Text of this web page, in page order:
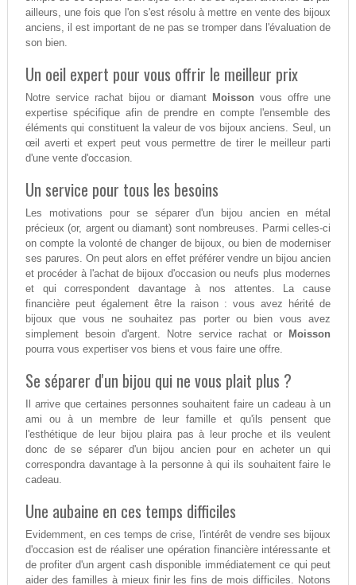
ailleurs, une fois que l'on s'est résolu à mettre en vente des bijoux
anciens, il est important de ne pas se tromper dans l'évaluation de
son bien.
Un oeil expert pour vous offrir le meilleur prix
Notre service rachat bijou or diamant Moisson vous offre une
expertise spécifique afin de prendre en compte l'ensemble des
éléments qui constituent la valeur de vos bijoux anciens. Seul, un
œil averti et expert peut vous permettre de tirer le meilleur parti
d'une vente d'occasion.
Un service pour tous les besoins
Les motivations pour se séparer d'un bijou ancien en métal
précieux (or, argent ou diamant) sont nombreuses. Parmi celles-ci
on compte la volonté de changer de bijoux, ou bien de moderniser
ses parures. On peut alors en effet préférer vendre un bijou ancien
et procéder à l'achat de bijoux d'occasion ou neufs plus modernes
et qui correspondent davantage à nos attentes. La cause
financière peut également être la raison : vous avez hérité de
bijoux que vous ne souhaitez pas porter ou bien vous avez
simplement besoin d'argent. Notre service rachat or Moisson
pourra vous expertiser vos biens et vous faire une offre.
Se séparer d'un bijou qui ne vous plait plus ?
Il arrive que certaines personnes souhaitent faire un cadeau à un
ami ou à un membre de leur famille et qu'ils pensent que
l'esthétique de leur bijou plaira pas à leur proche et ils veulent
donc de se séparer d'un bijou ancien pour en acheter un qui
correspondra davantage à la personne à qui ils souhaitent faire le
cadeau.
Une aubaine en ces temps difficiles
Evidemment, en ces temps de crise, l'intérêt de vendre ses bijoux
d'occasion est de réaliser une opération financière intéressante et
de profiter d'un argent cash disponible immédiatement ce qui peut
aider des familles à mieux finir les fins de mois difficiles. Notons